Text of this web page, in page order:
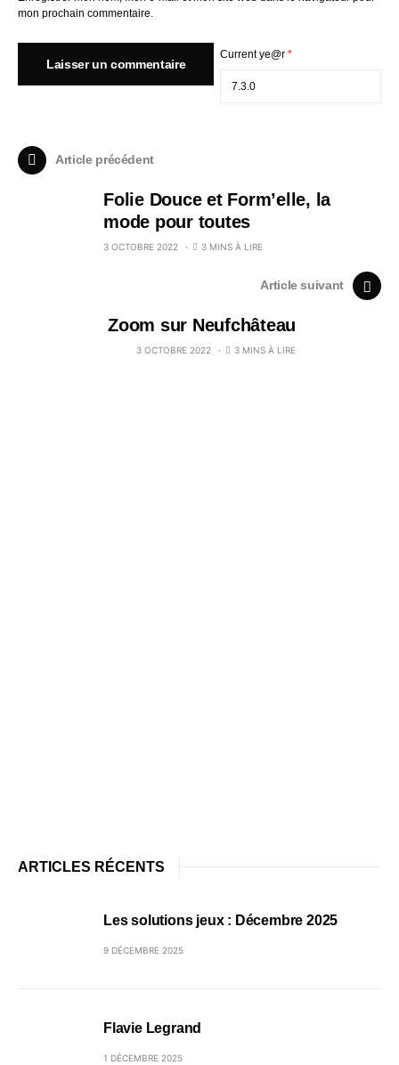
mon prochain commentaire.
Current ye@r *
Article précédent
Folie Douce et Form’elle, la
mode pour toutes
3 OCTOBRE 2022 3 MINS À LIRE
Article suivant
Zoom sur Neufchâteau
3 OCTOBRE 2022 3 MINS À LIRE
ARTICLES RÉCENTS
Les solutions jeux : Décembre 2025
9 DÉCEMBRE 2025
Flavie Legrand
1 DÉCEMBRE 2025